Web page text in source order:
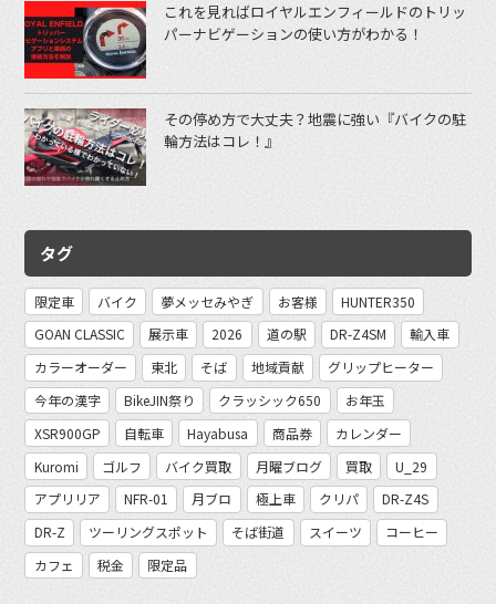
これを見ればロイヤルエンフィールドのトリッ
パーナビゲーションの使い方がわかる！
その停め方で大丈夫？地震に強い『バイクの駐
輪方法はコレ！』
タグ
限定車 バイク 夢メッセみやぎ お客様
HUNTER350
GOAN CLASSIC
展示車 2026 道の駅 DR-Z4SM
輸入車
カラーオーダー
東北 そば 地域貢献
グリップヒーター
今年の漢字
BikeJIN祭り クラッシック650
お年玉
XSR900GP
自転車 Hayabusa 商品券
カレンダー
Kuromi
ゴルフ バイク買取 月曜ブログ 買取
U_29
アプリリア
NFR-01 月ブロ 極上車 クリパ
DR-Z4S
DR-Z
ツーリングスポット そば街道 スイーツ
コーヒー
カフェ
税金 限定品